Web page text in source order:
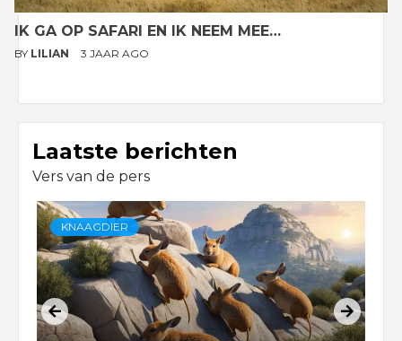
IK GA OP SAFARI EN IK NEEM MEE…
BY LILIAN 3 JAAR AGO
Laatste berichten
Vers van de pers
KNAAGDIER